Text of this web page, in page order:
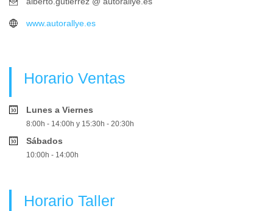
www.autorallye.es
Horario Ventas
Lunes a Viernes
8:00h - 14:00h y 15:30h - 20:30h
Sábados
10:00h - 14:00h
Horario Taller